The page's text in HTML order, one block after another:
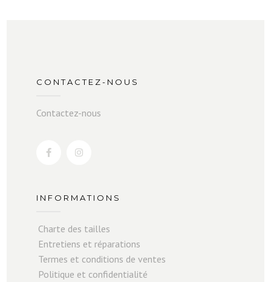
CONTACTEZ-NOUS
Contactez-nous
INFORMATIONS
Charte des tailles
Entretiens et réparations
Termes et conditions de ventes
Politique et confidentialité